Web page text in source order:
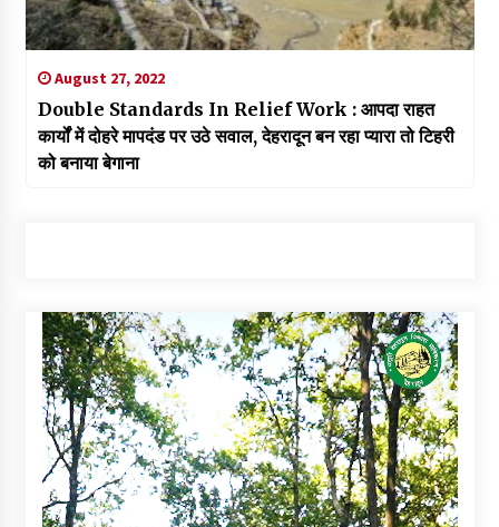
August 27, 2022
Double Standards In Relief Work : आपदा राहत
कार्यों में दोहरे मापदंड पर उठे सवाल, देहरादून बन रहा प्यारा तो टिहरी
को बनाया बेगाना